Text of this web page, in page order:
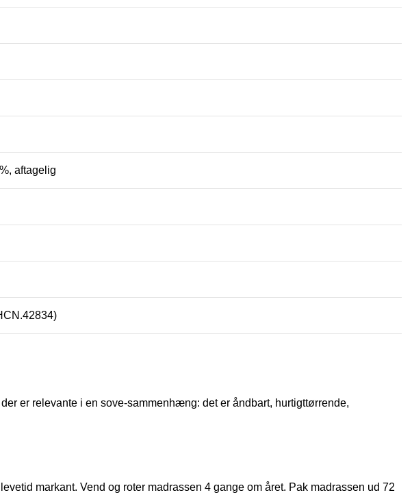
aftagelig
er relevante i en sove-sammenhæng: det er åndbart, hurtigttørrende,
markant. Vend og roter madrassen 4 gange om året. Pak madrassen ud 72